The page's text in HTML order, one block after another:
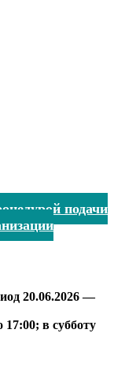
подачи
20.06.2026 —
в субботу